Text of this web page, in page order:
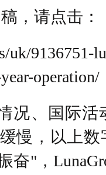
，请点击：
uk/9136751-
operation/
况、国际活
慢，以上
奋"，